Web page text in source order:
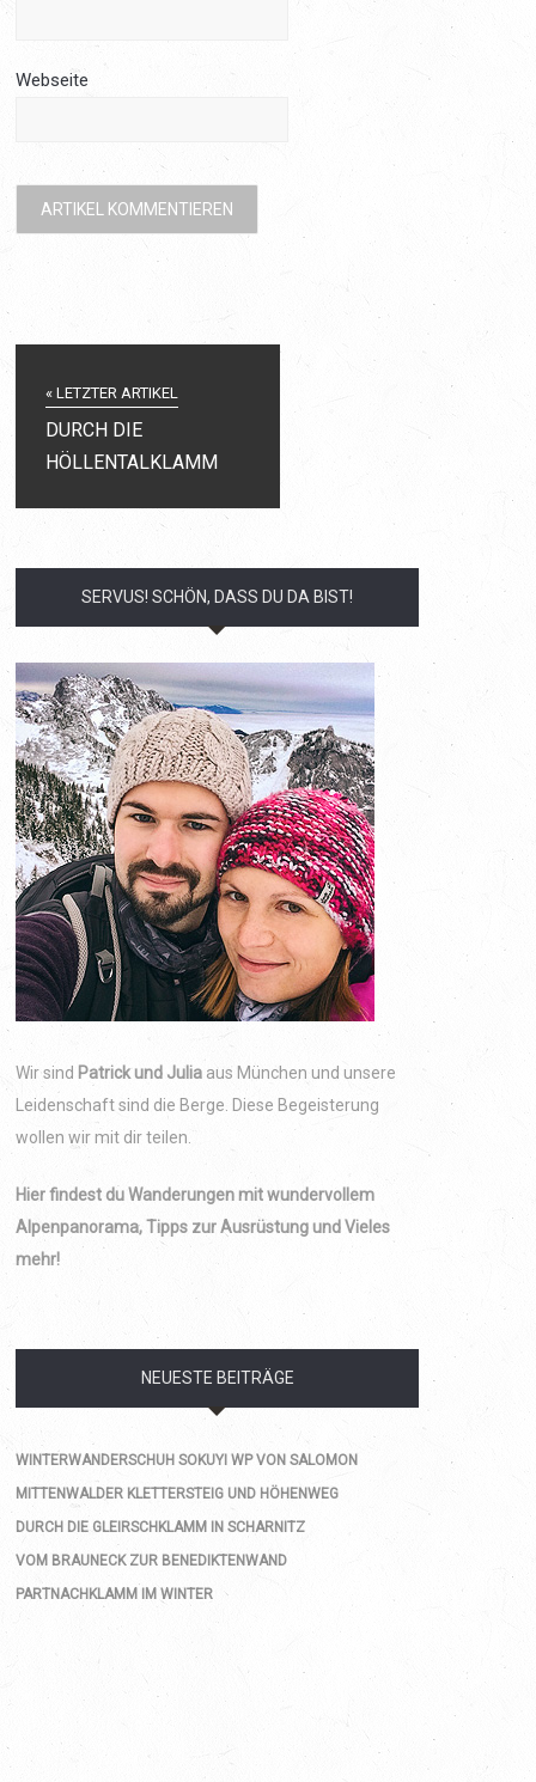
Webseite
« LETZTER ARTIKEL
DURCH DIE
HÖLLENTALKLAMM
SERVUS! SCHÖN, DASS DU DA BIST!
Wir sind Patrick und Julia aus München und unsere
Leidenschaft sind die Berge. Diese Begeisterung
wollen wir mit dir teilen.
Hier findest du Wanderungen mit wundervollem
Alpenpanorama, Tipps zur Ausrüstung und Vieles
mehr!
NEUESTE BEITRÄGE
WINTERWANDERSCHUH SOKUYI WP VON SALOMON
MITTENWALDER KLETTERSTEIG UND HÖHENWEG
DURCH DIE GLEIRSCHKLAMM IN SCHARNITZ
VOM BRAUNECK ZUR BENEDIKTENWAND
PARTNACHKLAMM IM WINTER